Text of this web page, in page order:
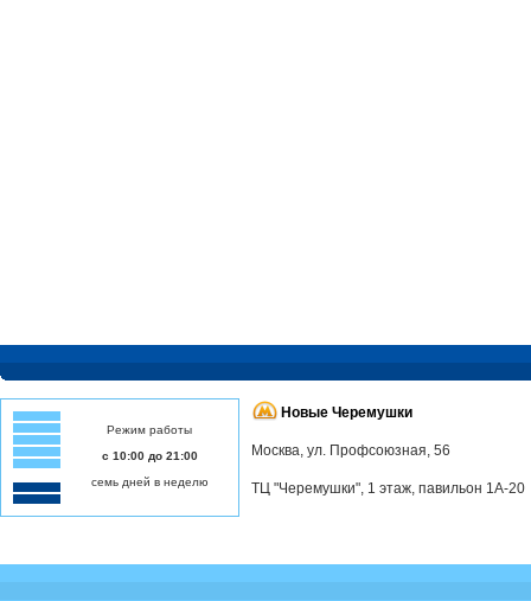
Режим работы
с 10:00 до 21:00
семь дней в неделю
Новые Черемушки
Москва, ул. Профсоюзная, 56
ТЦ "Черемушки", 1 этаж, павильон 1А-20